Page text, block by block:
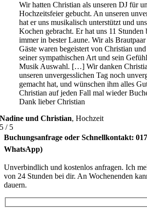
Wir hatten Christian als unseren DJ für
Hochzeitsfeier gebucht. An unseren
hat er uns musikalisch unterstützt und
Kochen gebracht. Er hat uns 11 Stunden
immer in bester Laune. Wir als Brautpaar
Gäste waren begeistert von Christian
seiner sympathischen Art und sein
Musik Auswahl. […] Wir danken
unseren unvergesslichen Tag noch
gemacht hat, und wünschen ihm alles
Christian auf jeden Fall mal wieder
Dank lieber Christian
Nadine und Christian,Hochzeit
5 / 5
Buchungsanfrage oder Schnellkontakt:
WhatsApp)
Unverbindlich und kostenlos anfragen. Ich
von 24 Stunden bei dir. An Wochenenden
dauern.